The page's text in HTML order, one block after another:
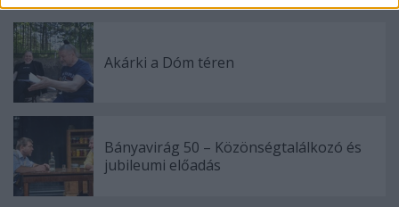
I want to allow Google to enable storage
related to security, including authentication
functionality and fraud prevention, and other
user protection.
Akárki a Dóm téren
Bányavirág 50 – Közönségtalálkozó és
jubileumi előadás